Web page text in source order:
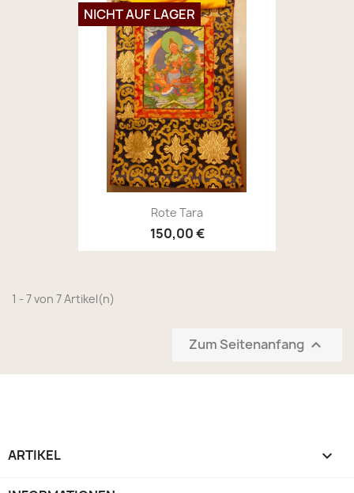
Rote Tara
150,00 €
NICHT AUF LAGER
1 - 7 von 7 Artikel(n)
Zum Seitenanfang 
ARTIKEL 